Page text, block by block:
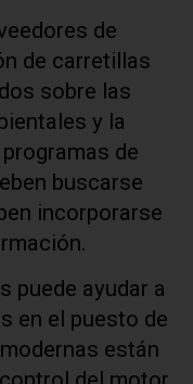
de
de carretillas
sobre las
y la
de
buscarse
incorporarse
puede ayudar a
en el puesto de
están